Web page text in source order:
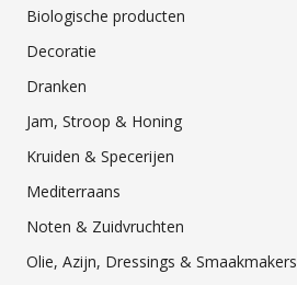
Biologische producten
Decoratie
Dranken
Jam, Stroop & Honing
Kruiden & Specerijen
Mediterraans
Noten & Zuidvruchten
Olie, Azijn, Dressings & Smaakmakers